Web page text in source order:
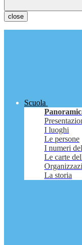
close
Scuola
I luoghi
Le persone
I numeri
Le carte
La storia